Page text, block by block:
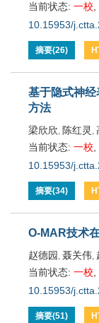
当前状态: 一校
10.15953/
摘要(26)
基于隐式神
方法
梁欣欣, 陈红灵 ,
当前状态: 一校
10.15953/
摘要(34)
O-MAR技术
赵德园 , 聂关伟,
当前状态: 一校
10.15953/
摘要(51)